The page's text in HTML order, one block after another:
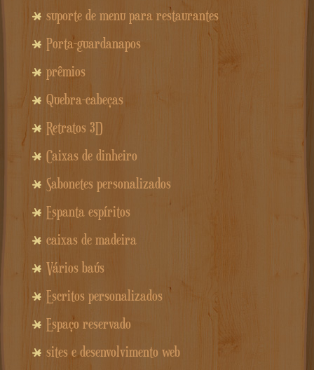
suporte de menu para restaurantes
Porta-guardanapos
prêmios
Quebra-cabeças
Retratos 3D
Caixas de dinheiro
Sabonetes personalizados
Espanta espíritos
caixas de madeira
Vários baús
Escritos personalizados
Espaço reservado
sites e desenvolvimento web